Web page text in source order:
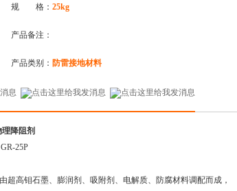
规 格： 25kg
产品备注：
产品类别： 防雷接地材料
理降阻剂
GR-25P
超高钼石墨、膨润剂、吸附剂、电解质、防腐材料调配而成，